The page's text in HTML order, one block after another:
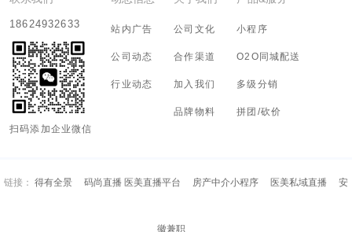
18624932633
扫码添加企业微信
站内广告
公司动态
行业动态
公司文化
合作渠道
加入我们
品牌物料
小程序
O2O同城配送
多级分销
拼团/砍价
链接： 得有全景 码尚直播 医美直播平台 房产中介小程序 医美私域直播 安
徽兼职